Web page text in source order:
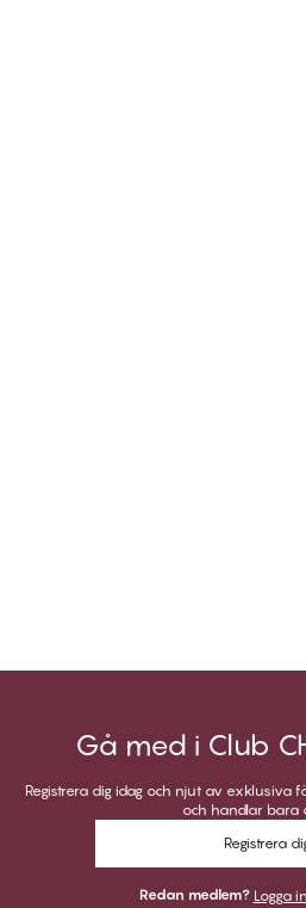
Gå med i Club
Registrera dig idag och njut av exklusiva
och handlar bara
Registrera
Redan medlem? Logga